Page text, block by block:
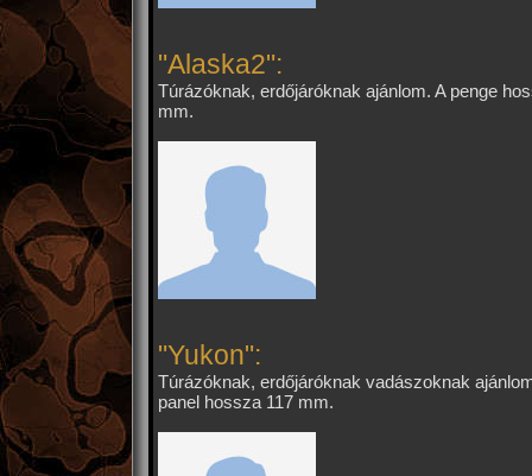
"Alaska2":
Túrázóknak, erdőjáróknak ajánlom. A penge
mm.
"Yukon":
Túrázóknak, erdőjáróknak vadászoknak
panel hossza 117 mm.